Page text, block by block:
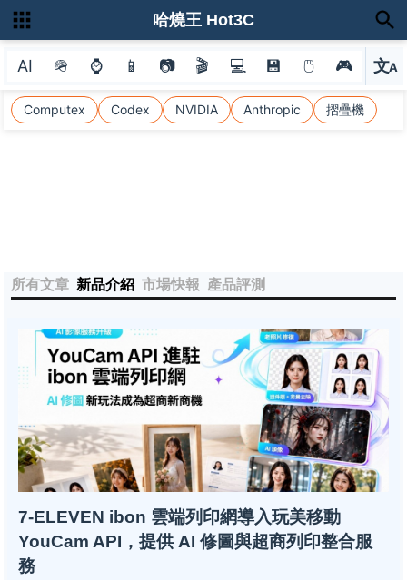
AI 🪖 ⌚ 📱 📷 🎬 💻 💾 🖱 🎮 文A
選
Computex Codex NVIDIA Anthropic 摺疊機
哈燒王 Hot3C
所有文章 新品介紹 市場快報 產品評測
7-ELEVEN ibon 雲端列印網導入玩美移動
YouCam API，提供 AI 修圖與超商列印整合服
務